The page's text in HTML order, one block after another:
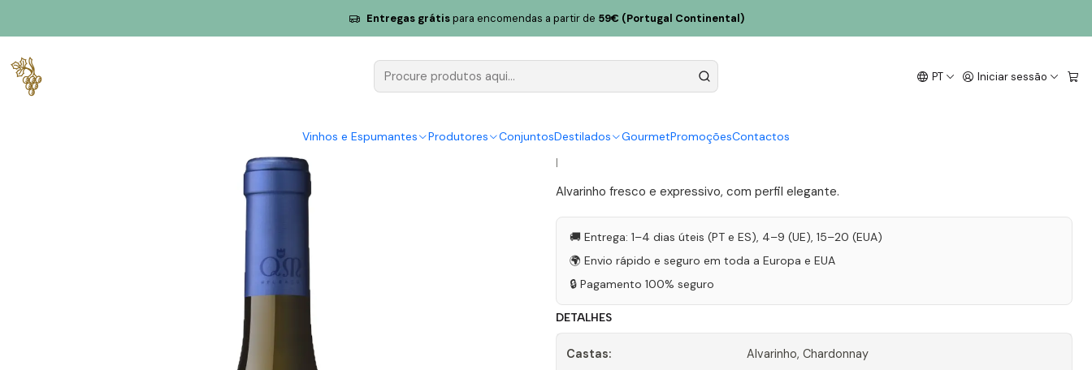
PT Iniciar sessão
Vinhos e Espumantes Produtores ConjuntosDestilados GourmetPromoçõesContactos
Entregas grátispara encomendas a partir de 59€ (Portugal Continental)
Quintas de Melgaço Alvarinho & Chardonnay 2021 Vinho Verde Branco 75cl
Quintas de Melgaço Alvarinho &
Branco 75cl
|
Alvarinho fresco e expressivo, com perfil elegante.
🚚 Entrega: 1–4 dias úteis (PT e ES), 4–9 (UE), 15–20 (EUA)
🌍 Envio rápido e seguro em toda a Europa e EUA
🔒 Pagamento 100% seguro
DETALHES
Castas: Alvarinho, Chardonnay